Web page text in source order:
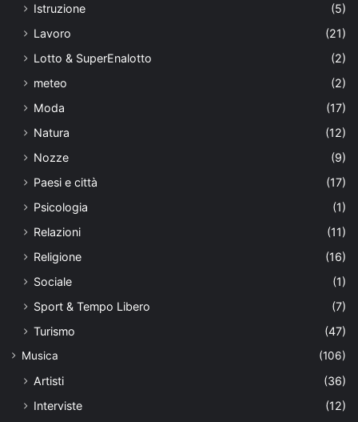
Istruzione
(5)
Lavoro
(21)
Lotto & SuperEnalotto
(2)
meteo
(2)
Moda
(17)
Natura
(12)
Nozze
(9)
Paesi e città
(17)
Psicologia
(1)
Relazioni
(11)
Religione
(16)
Sociale
(1)
Sport & Tempo Libero
(7)
Turismo
(47)
Musica (106)
Artisti
(36)
Interviste
(12)